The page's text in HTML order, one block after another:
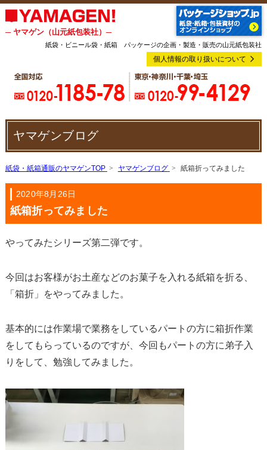
─ ヤマゲン（山元紙包装社）─
紙袋・ビニール袋・紙箱 パッケージの企画・製造・販売の山元紙包装社
個人情報の取り扱いについて
ヤマゲンブログ
紙袋・紙箱通販のヤマゲンTOP ヤマゲンブログ 紙箱折ってみました
2020年8月26日
紙箱折ってみました
やってみたシリーズ第二弾です。
今回はお客様がお土産などのお菓子を入れる紙箱を折る、
「箱折」
をやってみました。
基本的には作業場で業務をしているパートの方に箱折作業
をしても らっているのですが、今回もパートの方に弟子入
りをして、 勉強してみました。